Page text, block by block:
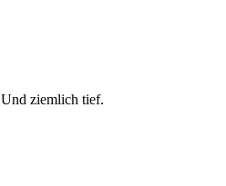
ziemlich tief.